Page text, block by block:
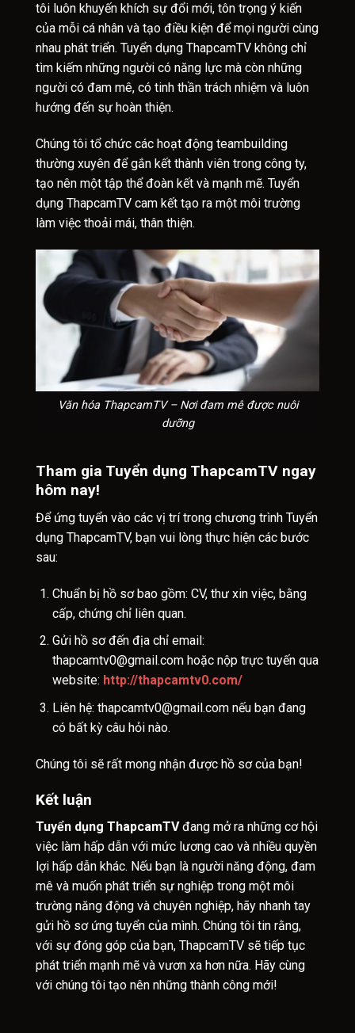
tôi luôn khuyến khích sự đổi mới, tôn trọng ý kiến
của mỗi cá nhân và tạo điều kiện để mọi người cùng
nhau phát triển. Tuyển dụng ThapcamTV không chỉ
tìm kiếm những người có năng lực mà còn những
người có đam mê, có tinh thần trách nhiệm và luôn
hướng đến sự hoàn thiện.
Chúng tôi tổ chức các hoạt động teambuilding
thường xuyên để gắn kết thành viên trong công ty,
tạo nên một tập thể đoàn kết và mạnh mẽ. Tuyển
dụng ThapcamTV cam kết tạo ra một môi trường
làm việc thoải mái, thân thiện.
Văn hóa ThapcamTV – Nơi đam mê được nuôi
dưỡng
Tham gia Tuyển dụng ThapcamTV ngay
hôm nay!
Để ứng tuyển vào các vị trí trong chương trình Tuyển
dụng ThapcamTV, bạn vui lòng thực hiện các bước
sau:
Chuẩn bị hồ sơ bao gồm: CV, thư xin việc, bằng
cấp, chứng chỉ liên quan.
Gửi hồ sơ đến địa chỉ email:
thapcamtv0@gmail.comhoặc nộp trực tuyến qua
website: http://thapcamtv0.com/
Liên hệ: thapcamtv0@gmail.comnếu bạn đang
có bất kỳ câu hỏi nào.
Chúng tôi sẽ rất mong nhận được hồ sơ của bạn!
Kết luận
Tuyển dụng ThapcamTVđang mở ra những cơ hội
việc làm hấp dẫn với mức lương cao và nhiều quyền
lợi hấp dẫn khác. Nếu bạn là người năng động, đam
mê và muốn phát triển sự nghiệp trong một môi
trường năng động và chuyên nghiệp, hãy nhanh tay
gửi hồ sơ ứng tuyển của mình. Chúng tôi tin rằng,
với sự đóng góp của bạn, ThapcamTV sẽ tiếp tục
phát triển mạnh mẽ và vươn xa hơn nữa. Hãy cùng
với chúng tôi tạo nên những thành công mới!